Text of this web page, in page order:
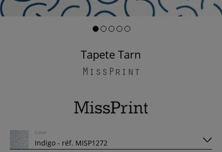
Tapete Tarn
MissPrint
Color